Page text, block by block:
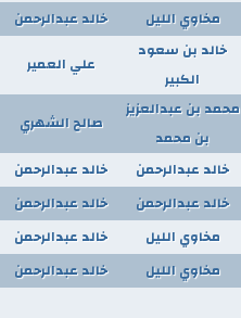
مخاوي الليل خالد عبدالرحمن
خالد بن سعود
الكبير
علي العمير
محمد بن عبدالعزيز
بن محمد
صالح الشهري
خالد عبدالرحمن خالد عبدالرحمن
خالد عبدالرحمن خالد عبدالرحمن
مخاوي الليل خالد عبدالرحمن
مخاوي الليل خالد عبدالرحمن